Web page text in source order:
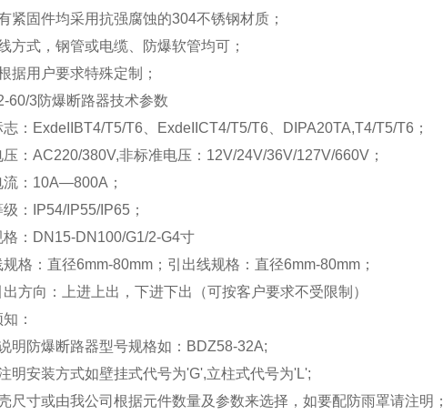
紧固件均采用抗强腐蚀的304不锈钢材质；
方式，钢管或电缆、防爆软管均可；
据用户要求特殊定制；
-60/3防爆断路器技术参数
：ExdeIIBT4/T5/T6、ExdeIICT4/T5/T6、DIPA20TA,T4/T5/T6；
：AC220/380V,非标准电压：12V/24V/36V/127V/660V；
流：10A—800A；
：IP54/IP55/IP65；
格：DN15-DN100/G1/2-G4寸
格：直径6mm-80mm；引出线规格：直径6mm-80mm；
方向：上进上出，下进下出（可按客户要求不受限制）
：
明防爆断路器型号规格如：BDZ58-32A;
明安装方式如壁挂式代号为'G',立柱式代号为'L';
尺寸或由我公司根据元件数量及参数来选择，如要配防雨罩请注明；